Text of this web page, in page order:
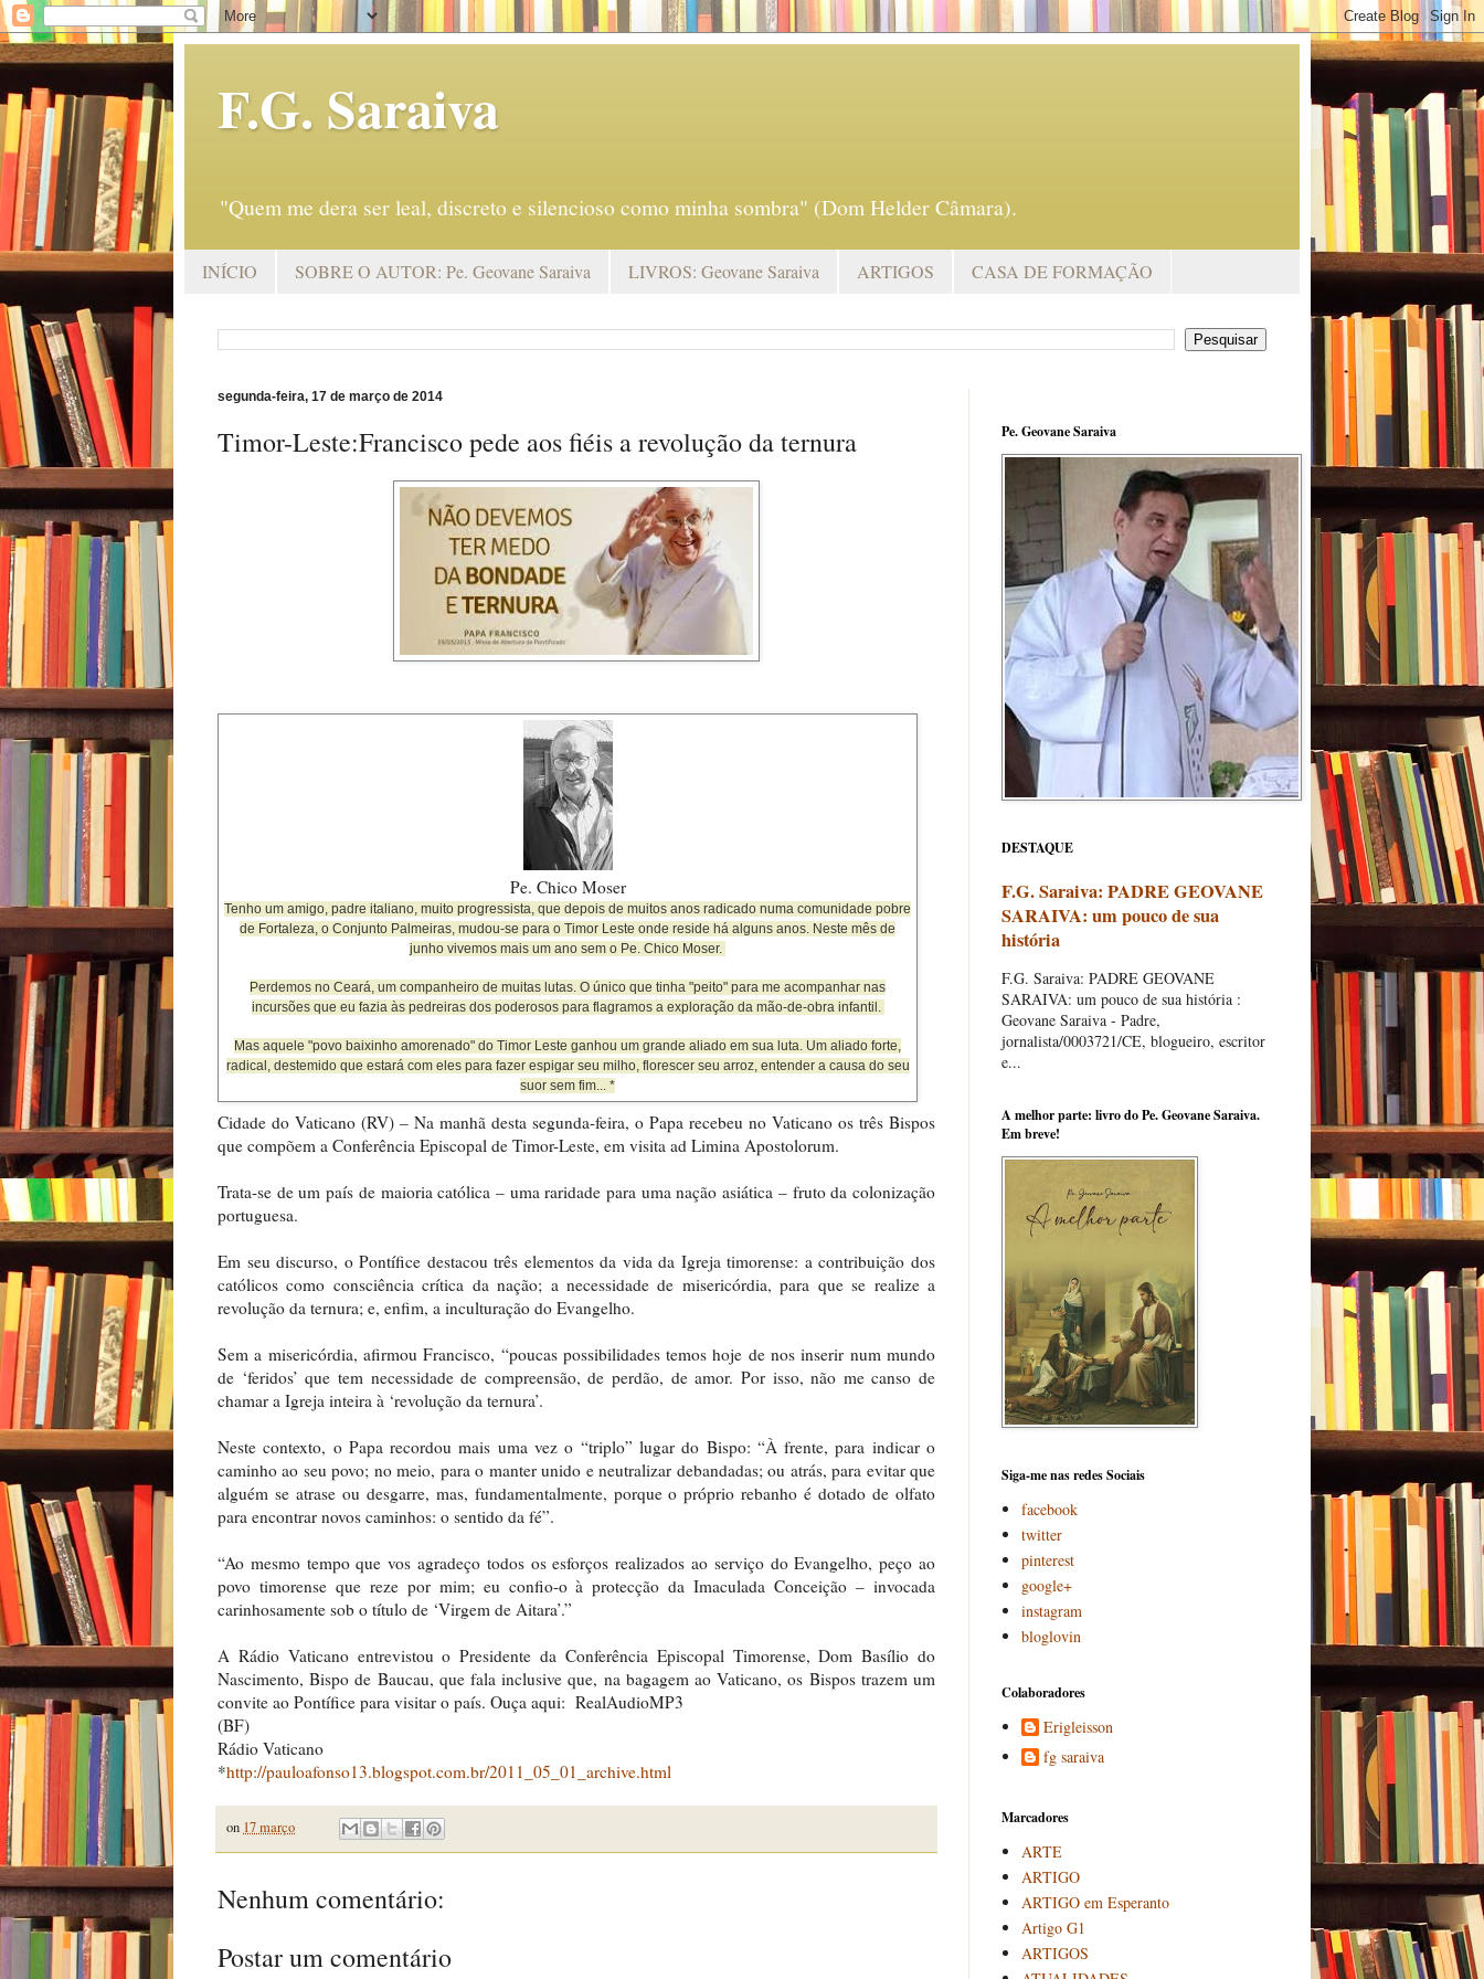
F.G. Saraiva
"Quem me dera ser leal, discreto e silencioso como minha sombra" (Dom Helder Câmara).
INÍCIO SOBRE O AUTOR: Pe. Geovane Saraiva LIVROS: Geovane Saraiva ARTIGOS CASA DE FORMAÇÃO
segunda-feira, 17 de março de 2014
Timor-Leste:Francisco pede aos fiéis a revolução da ternura
Pe. Chico Moser
Tenho um amigo, padre italiano, muito progressista, que depois de muitos anos radicado numa comunidade pobre
de Fortaleza, o Conjunto Palmeiras, mudou-se para o Timor Leste onde reside há alguns anos. Neste mês de
junho vivemos mais um ano sem o Pe. Chico Moser.
Perdemos no Ceará, um companheiro de muitas lutas. O único que tinha "peito" para me acompanhar nas
incursões que eu fazia às pedreiras dos poderosos para flagramos a exploração da mão-de-obra infantil.
Mas aquele "povo baixinho amorenado" do Timor Leste ganhou um grande aliado em sua luta. Um aliado forte,
radical, destemido que estará com eles para fazer espigar seu milho, florescer seu arroz, entender a causa do seu
suor sem fim... *
Cidade do Vaticano (RV) – Na manhã desta segunda-feira, o Papa recebeu no Vaticano os três Bispos
que compõem a Conferência Episcopal de Timor-Leste, em visita ad Limina Apostolorum.
Trata-se de um país de maioria católica – uma raridade para uma nação asiática – fruto da colonização
portuguesa.
Em seu discurso, o Pontífice destacou três elementos da vida da Igreja timorense: a contribuição dos
católicos como consciência crítica da nação; a necessidade de misericórdia, para que se realize a
revolução da ternura; e, enfim, a inculturação do Evangelho.
Sem a misericórdia, afirmou Francisco, “poucas possibilidades temos hoje de nos inserir num mundo
de ‘feridos’ que tem necessidade de compreensão, de perdão, de amor. Por isso, não me canso de
chamar a Igreja inteira à ‘revolução da ternura’.
Neste contexto, o Papa recordou mais uma vez o “triplo” lugar do Bispo: “À frente, para indicar o
caminho ao seu povo; no meio, para o manter unido e neutralizar debandadas; ou atrás, para evitar que
alguém se atrase ou desgarre, mas, fundamentalmente, porque o próprio rebanho é dotado de olfato
para encontrar novos caminhos: o sentido da fé”.
“Ao mesmo tempo que vos agradeço todos os esforços realizados ao serviço do Evangelho, peço ao
povo timorense que reze por mim; eu confio-o à protecção da Imaculada Conceição – invocada
carinhosamente sob o título de ‘Virgem de Aitara’.”
A Rádio Vaticano entrevistou o Presidente da Conferência Episcopal Timorense, Dom Basílio do
Nascimento, Bispo de Baucau, que fala inclusive que, na bagagem ao Vaticano, os Bispos trazem um
convite ao Pontífice para visitar o país. Ouça aqui: RealAudioMP3
(BF)
Rádio Vaticano
*http://pauloafonso13.blogspot.com.br/2011_05_01_archive.html
on 17 março
Nenhum comentário:
Postar um comentário
Pe. Geovane Saraiva
DESTAQUE
F.G. Saraiva: PADRE GEOVANE
SARAIVA: um pouco de sua
história
F.G. Saraiva: PADRE GEOVANE
SARAIVA: um pouco de sua história :
Geovane Saraiva - Padre,
jornalista/0003721/CE, blogueiro, escritor
e...
A melhor parte: livro do Pe. Geovane Saraiva.
Em breve!
Siga-me nas redes Sociais
facebook
twitter
pinterest
google+
instagram
bloglovin
Colaboradores
Erigleisson
fg saraiva
Marcadores
ARTE
ARTIGO
ARTIGO em Esperanto
Artigo G1
ARTIGOS